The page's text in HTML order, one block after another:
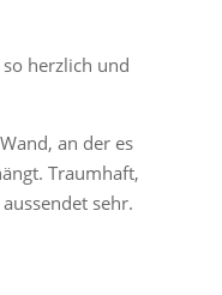
herzlich und
an der es
Traumhaft,
sehr.